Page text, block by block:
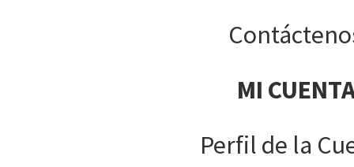
MI
Perfil de la